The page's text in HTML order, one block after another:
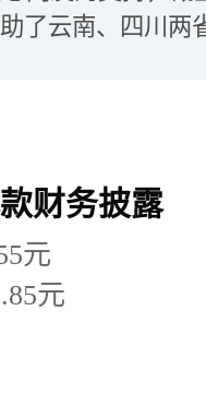
了云南、四川两
财务披露
元
元